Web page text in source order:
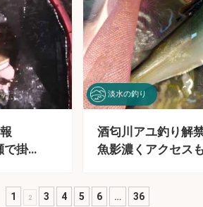
で掛…
淡水の釣り
酒匂川アユ釣り解
魚影濃くアクセス
1 2 3 4 5 6 … 36